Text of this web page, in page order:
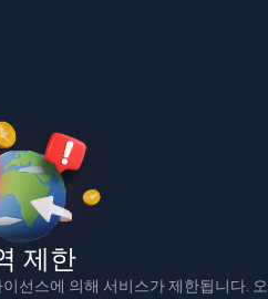
제한
선스에 의해 서비스가 제한됩니다. 오